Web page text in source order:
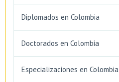
Diplomados en Colombia
Doctorados en Colombia
Especializaciones en Colombia